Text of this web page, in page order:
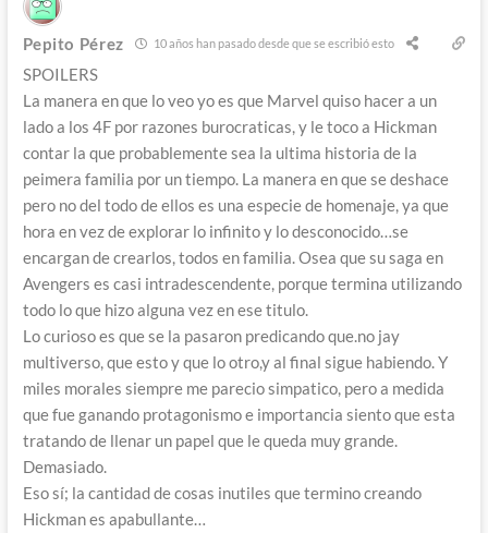
Pepito Pérez 10 años han pasado desde que se escribió esto
SPOILERS
La manera en que lo veo yo es que Marvel quiso hacer a un
lado a los 4F por razones burocraticas, y le toco a Hickman
contar la que probablemente sea la ultima historia de la
peimera familia por un tiempo. La manera en que se deshace
pero no del todo de ellos es una especie de homenaje, ya que
hora en vez de explorar lo infinito y lo desconocido…se
encargan de crearlos, todos en familia. Osea que su saga en
Avengers es casi intradescendente, porque termina utilizando
todo lo que hizo alguna vez en ese titulo.
Lo curioso es que se la pasaron predicando que.no jay
multiverso, que esto y que lo otro,y al final sigue habiendo. Y
miles morales siempre me parecio simpatico, pero a medida
que fue ganando protagonismo e importancia siento que esta
tratando de llenar un papel que le queda muy grande.
Demasiado.
Eso sí; la cantidad de cosas inutiles que termino creando
Hickman es apabullante…